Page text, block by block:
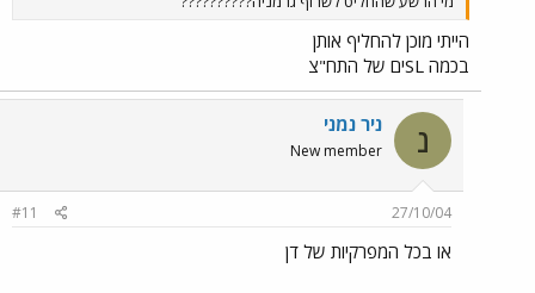
הייתי מוכן להחליף אותן
בכמה SLים של התח"צ
נ ניר נמני
New member
27/10/04
#11
או בכל המפרקיות של דן